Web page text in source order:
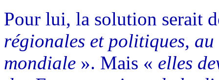
Pour lui, la solution serait
régionales et politiques, au
mondiale ». Mais « elles